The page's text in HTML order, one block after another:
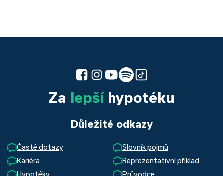
Za lepšíhypotéku
Důležité odkazy
Časté dotazy
Slovník pojmů
Kariéra
Reprezentativní příklad
Hypotéky
Průvodce